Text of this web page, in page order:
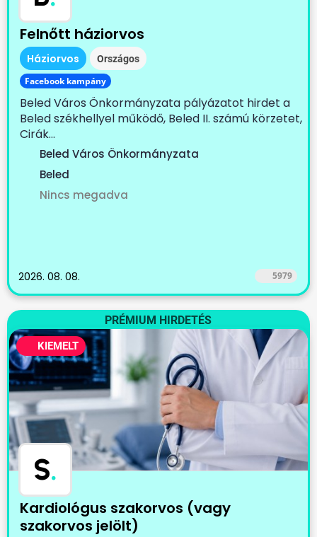
Felnőtt háziorvos
Háziorvos Országos
Facebook kampány
Beled Város Önkormányzata pályázatot hirdet a
Beled székhellyel működő, Beled II. számú körzetet,
Cirák...
Beled Város Önkormányzata
Beled
Nincs megadva
2026. 08. 08. 5979
PRÉMIUM HIRDETÉS
KIEMELT
S.
Kardiológus szakorvos (vagy
szakorvos jelölt)